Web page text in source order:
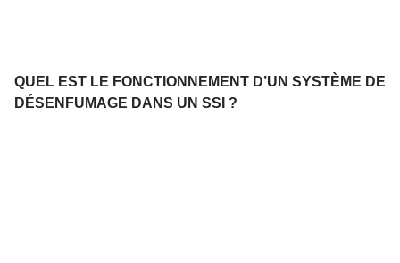
QUEL EST LE FONCTIONNEMENT D’UN SYSTÈME DE
DÉSENFUMAGE DANS UN SSI ?